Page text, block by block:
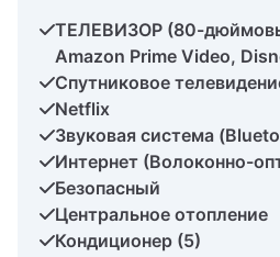
ТЕЛЕВИЗОР (80-
Amazon Prime Video,
Спутниковое
Netflix
Звуковая система
Интернет (Волоконно-
Безопасный
Центральное отопление
Кондиционер (5)